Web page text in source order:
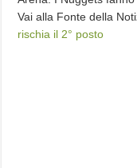
Vai alla Fonte della
rischia il 2° posto